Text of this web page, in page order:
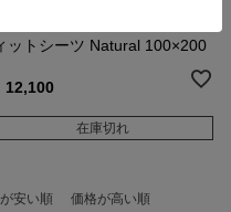
ットシーツ Natural 100×200
12,100
在庫切れ
安い順 価格が高い順